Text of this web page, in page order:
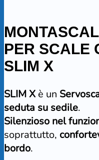
PER SCALE
SLIM X
SLIM X è un
seduta su sedile.
Silenzioso nel
soprattutto,
bordo.